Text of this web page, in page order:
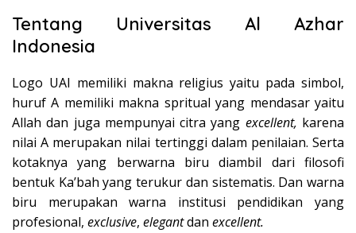
Tentang Universitas Al Azhar
Indonesia
Logo UAI memiliki makna religius yaitu pada simbol,
huruf A memiliki makna spritual yang mendasar yaitu
Allah dan juga mempunyai citra yang excellent, karena
nilai A merupakan nilai tertinggi dalam penilaian. Serta
kotaknya yang berwarna biru diambil dari filosofi
bentuk Ka’bah yang terukur dan sistematis. Dan warna
biru merupakan warna institusi pendidikan yang
profesional, exclusive, elegantdan excellent.